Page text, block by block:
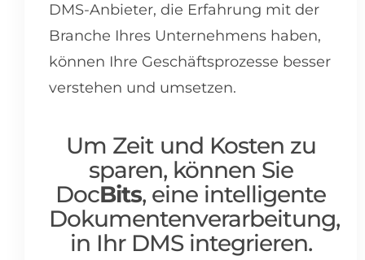
DMS-Anbieter, die Erfahrung mit der
Branche Ihres Unternehmens haben,
können Ihre Geschäftsprozesse besser
verstehen und umsetzen.
Um Zeit und Kosten zu
sparen, können Sie
DocBits, eine intelligente
Dokumentenverarbeitung,
in Ihr DMS integrieren.